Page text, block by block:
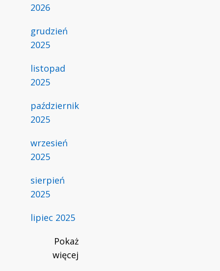
2026
grudzień
2025
listopad
2025
październik
2025
wrzesień
2025
sierpień
2025
lipiec 2025
Pokaż
więcej